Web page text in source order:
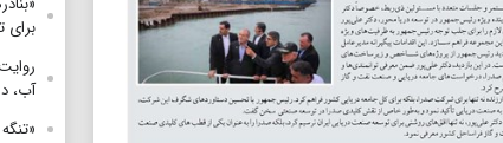
برای
آب،